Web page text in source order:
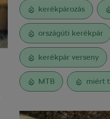
kerékpározás
országúti kerékpár
kerékpár verseny
MTB miért